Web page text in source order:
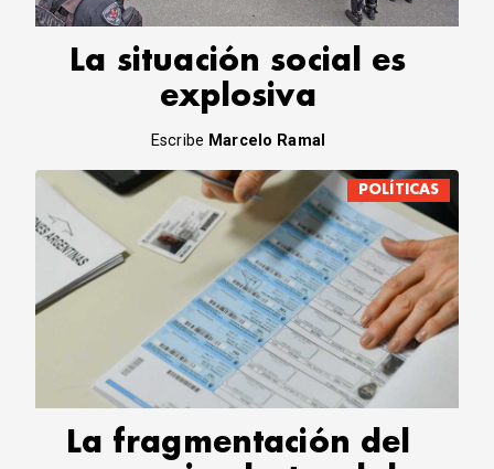
La situación social es
explosiva
Escribe Marcelo Ramal
POLÍTICAS
La fragmentación del